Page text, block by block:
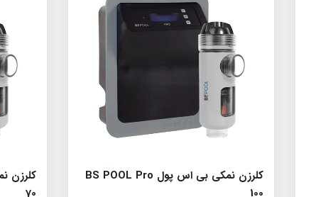
کلرزن نمکی بی اس پول BS POOL Pro
100
70